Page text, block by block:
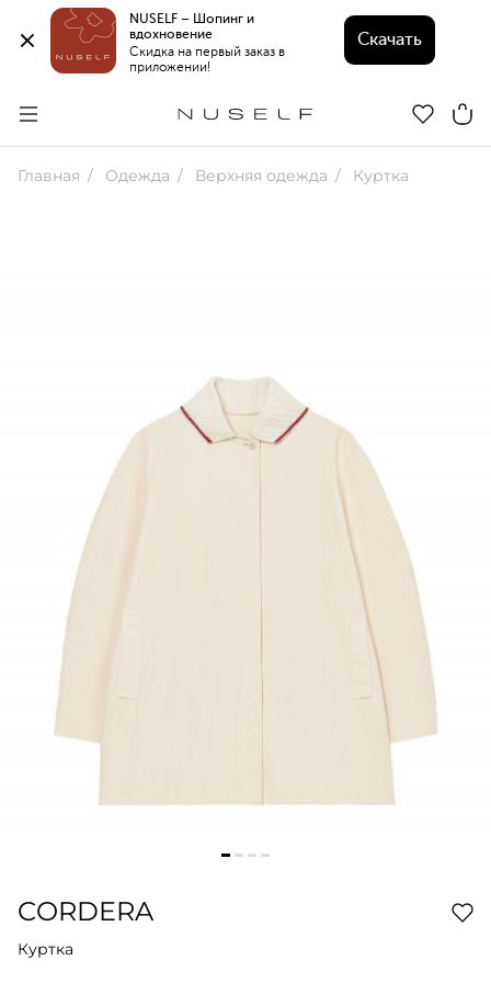
NUSELF – Шопинг и
вдохновение
Скидка на первый заказ в
приложении!
Скачать
Главная Одежда Верхняя одежда Куртка
CORDERA
Куртка